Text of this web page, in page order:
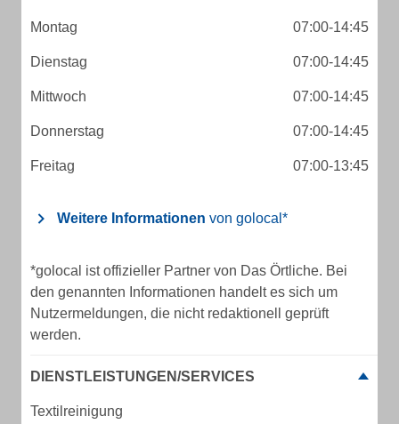
Montag 07:00-14:45
Dienstag 07:00-14:45
Mittwoch 07:00-14:45
Donnerstag 07:00-14:45
Freitag 07:00-13:45
Weitere Informationen von golocal*
*golocal ist offizieller Partner von Das Örtliche. Bei
den genannten Informationen handelt es sich um
Nutzermeldungen, die nicht redaktionell geprüft
werden.
DIENSTLEISTUNGEN/SERVICES
Textilreinigung